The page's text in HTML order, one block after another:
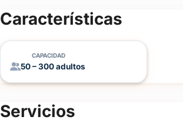
Características
CAPACIDAD
50 – 300 adultos
Servicios